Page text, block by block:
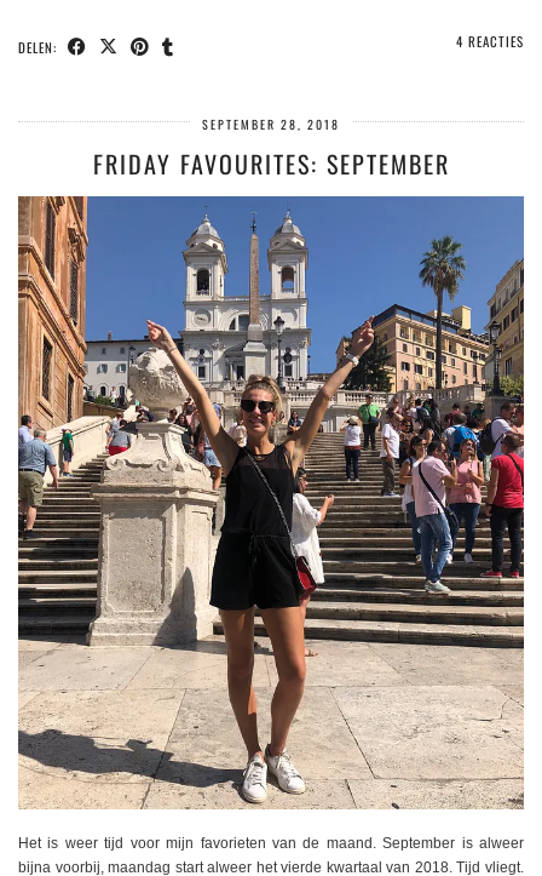
DELEN: 4 REACTIES
SEPTEMBER 28, 2018
FRIDAY FAVOURITES: SEPTEMBER
Het is weer tijd voor mijn favorieten van de maand. September is alweer
bijna voorbij, maandag start alweer het vierde kwartaal van 2018. Tijd vliegt.